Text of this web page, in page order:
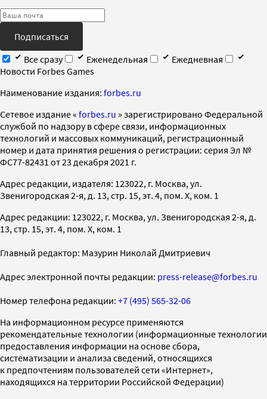
Подписаться
Все сразу
Еженедельная
Ежедневная
Новости Forbes Games
Наименование издания: forbes.ru
Cетевое издание « forbes.ru » зарегистрировано Федеральной
службой по надзору в сфере связи, информационных
технологий и массовых коммуникаций, регистрационный
номер и дата принятия решения о регистрации: серия Эл №
ФС77-82431 от 23 декабря 2021 г.
Адрес редакции, издателя: 123022, г. Москва, ул.
Звенигородская 2-я, д. 13, стр. 15, эт. 4, пом. X, ком. 1
Адрес редакции: 123022, г. Москва, ул. Звенигородская 2-я, д.
13, стр. 15, эт. 4, пом. X, ком. 1
Главный редактор: Мазурин Николай Дмитриевич
Адрес электронной почты редакции: press-release@forbes.ru
Номер телефона редакции: +7 (495) 565-32-06
На информационном ресурсе применяются
рекомендательные технологии (информационные технологии
предоставления информации на основе сбора,
систематизации и анализа сведений, относящихся
к предпочтениям пользователей сети «Интернет»,
находящихся на территории Российской Федерации)